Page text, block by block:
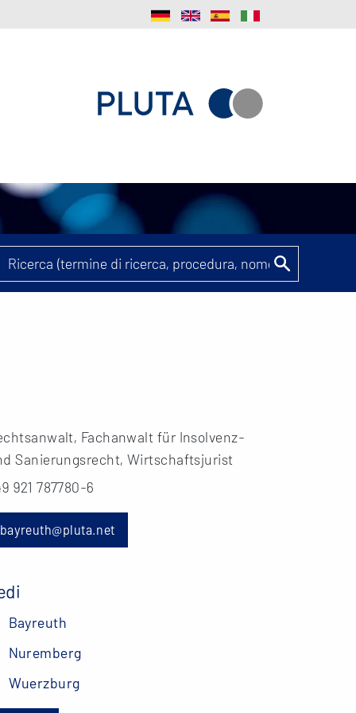
Fachanwalt für Insolvenz-
Sanierungsrecht, Wirtschaftsjurist
921 787780-6
bayreuth@pluta.net
Bayreuth
Nuremberg
Wuerzburg